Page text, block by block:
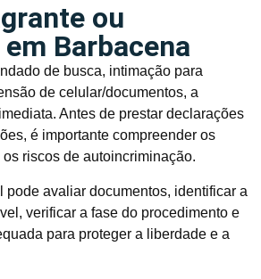
ou
Barbacena
de busca, intimação para
de celular/documentos, a
Antes de prestar declarações
é importante compreender os
riscos de autoincriminação.
pode avaliar documentos, identificar a
verificar a fase do procedimento e
para proteger a liberdade e a